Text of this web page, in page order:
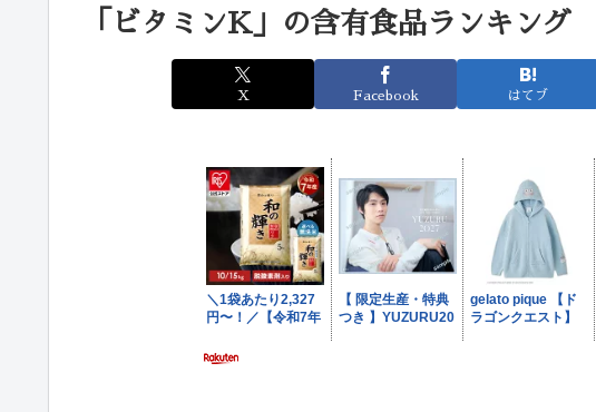
「ビタミンK」の含有食品ランキング
X Facebook はてブ